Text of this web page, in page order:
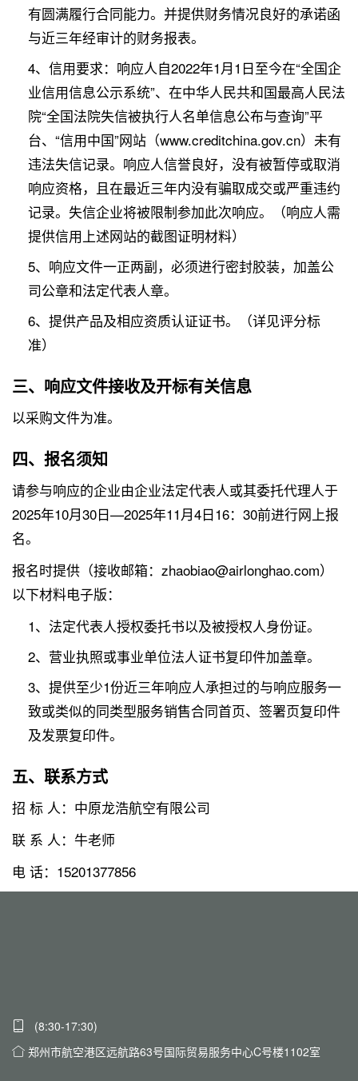
有圆满履行合同能力。并提供财务情况良好的承诺函
与近三年经审计的财务报表。
4、信用要求：响应人自2022年1月1日至今在“全国企
业信用信息公示系统”、在中华人民共和国最高人民法
院“全国法院失信被执行人名单信息公布与查询”平
台、“信用中国”网站（www.creditchina.gov.cn）未有
违法失信记录。响应人信誉良好，没有被暂停或取消
响应资格，且在最近三年内没有骗取成交或严重违约
记录。失信企业将被限制参加此次响应。（响应人需
提供信用上述网站的截图证明材料）
5、响应文件一正两副，必须进行密封胶装，加盖公
司公章和法定代表人章。
6、提供产品及相应资质认证证书。（详见评分标
准）
三、响应文件接收及开标有关信息
以采购文件为准。
四、报名须知
请参与响应的企业由企业法定代表人或其委托代理人于
2025年10月30日—2025年11月4日16：30前进行网上报
名。
报名时提供（接收邮箱：zhaobiao@airlonghao.com）
以下材料电子版：
1、法定代表人授权委托书以及被授权人身份证。
2、营业执照或事业单位法人证书复印件加盖章。
3、提供至少1份近三年响应人承担过的与响应服务一
致或类似的同类型服务销售合同首页、签署页复印件
及发票复印件。
五、联系方式
招 标 人：中原龙浩航空有限公司
联 系 人：牛老师
电 话：15201377856
(8:30-17:30)
郑州市航空港区远航路63号国际贸易服务中心C号楼1102室